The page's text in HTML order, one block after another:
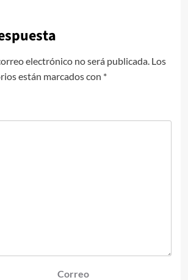
electrónico no será publicada. Los
están marcados con *
Correo